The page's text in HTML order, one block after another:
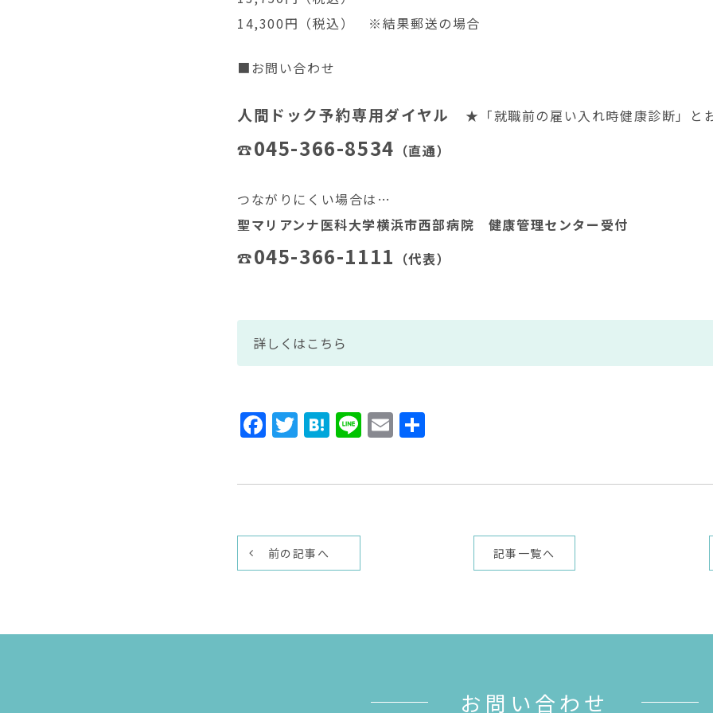
14,300円（税込） ※結果郵送の場合
■お問い合わせ
人間ドック予約専用ダイヤル ★「就職前の雇い入れ時健康診断」と
☎045-366-8534 （直通）
つながりにくい場合は…
聖マリアンナ医科大学横浜市西部病院 健康管理センター受付
☎045-366-1111 （代表）
詳しくはこちら
Facebook
Twitter
Hatena
LineEmail
前の記事へ 記事一覧へ
お問い合わせ